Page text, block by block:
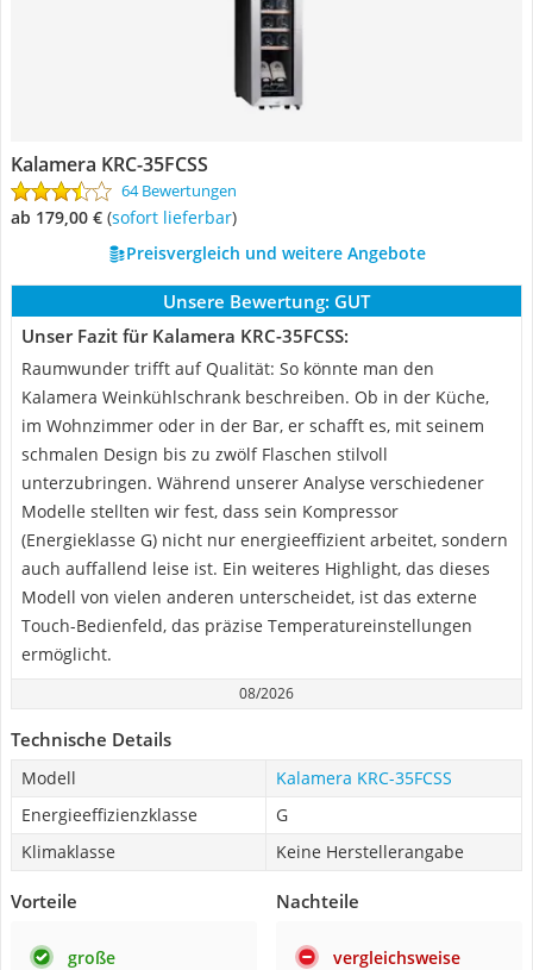
Kalamera KRC-35FCSS
64 Bewertungen
ab 179,00 € ( Sofort lieferbar)
Preisvergleich und weitere Angebote
Unsere Bewertung: GUT
Unser Fazit für Kalamera KRC-35FCSS:
Raumwunder trifft auf Qualität: So könnte man den
Kalamera Weinkühlschrank beschreiben. Ob in der Küche,
im Wohnzimmer oder in der Bar, er schafft es, mit seinem
schmalen Design bis zu zwölf Flaschen stilvoll
unterzubringen. Während unserer Analyse verschiedener
Modelle stellten wir fest, dass sein Kompressor
(Energieklasse G) nicht nur energieeffizient arbeitet, sondern
auch auffallend leise ist. Ein weiteres Highlight, das dieses
Modell von vielen anderen unterscheidet, ist das externe
Touch-Bedienfeld, das präzise Temperatureinstellungen
ermöglicht.
08/2026
Technische Details
Modell
Kalamera KRC-35FCSS
Energieeffizienzklasse
G
Klimaklasse
Keine Herstellerangabe
Vorteile
große
Nachteile
vergleichsweise